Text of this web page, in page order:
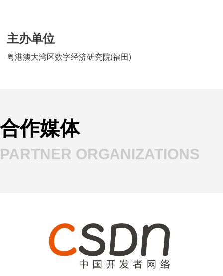
主办单位
粤港澳大湾区数字经济研究院(福田)
合作媒体
PARTNER ORGANIZATIONS